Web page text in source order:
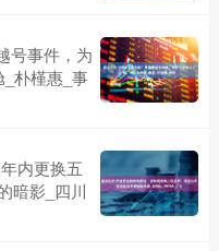
号事件，为
朴槿惠_事
内更换五
暗影_四川